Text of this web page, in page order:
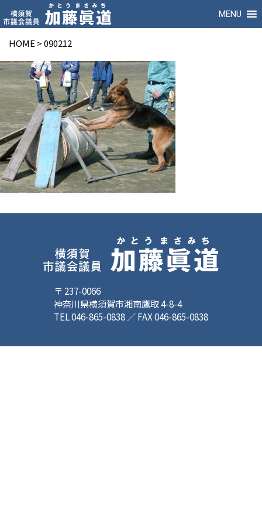
MENU
HOME >090212
〒 237-0066
神奈川県横須賀市湘南鷹取 4-8-4
TEL 046-865-0838 ／ FAX 046-865-0838